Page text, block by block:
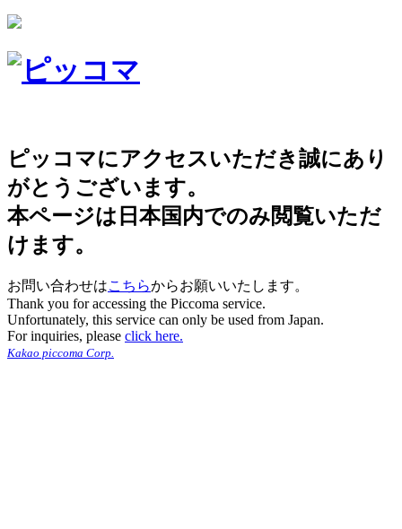
ピッコマにアクセスいただき誠にあり
がとうございます。
本ページは日本国内でのみ閲覧いただ
けます。
お問い合わせはこちらからお願いいたします。
Thank you for accessing the Piccoma service.
Unfortunately, this service can only be used from Japan.
For inquiries, please click here.
Kakao piccoma Corp.